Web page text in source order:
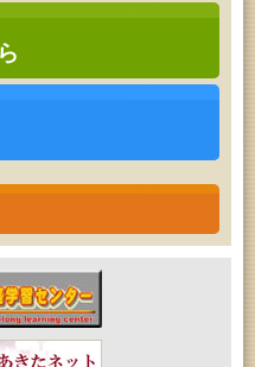
ガンレクチャーコンサー
おはなしの会」
工作会『レインボース
ん修理屋さん」
区高齢者学級」
大住」